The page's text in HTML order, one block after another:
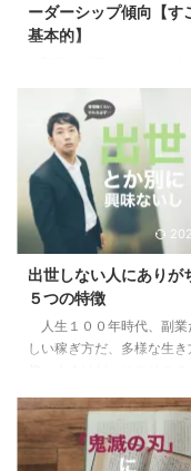
ーダーシップ傾向【す
基本的】
ーダーシップはあるのか
ったり、不安になったはし
せんか？自分はイケてるリ
なのか？違うのか？気にな
まったり。 まずはあなた
特性から現在の特徴を見て
ょう。 目次1 PM理論でわ
なたのリーダーシップ【
れだけは知っておこう】2
のあなたは、自己マン注
Pm型のあなたは、無理に
さなくていいかも4 pm型
た、大丈夫。これから楽
ーとしての次の次元へ6 ご
PM型を診断して ...
出世しない人にありが
５つの特徴
人生１００年時代、副業
しい稼ぎ方だ、多様な生き
少は出世をしていきたい
かと思っている方に、少し
考になればと思います。